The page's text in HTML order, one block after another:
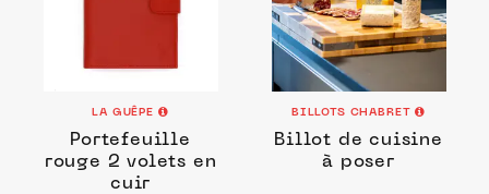
LA GUÊPE
Portefeuille
rouge 2 volets en
cuir
BILLOTS CHABRET
Billot de cuisine
à poser